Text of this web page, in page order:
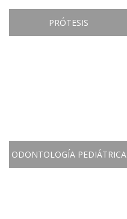
PRÓTESIS
ODONTOLOGÍA PEDIÁTRICA